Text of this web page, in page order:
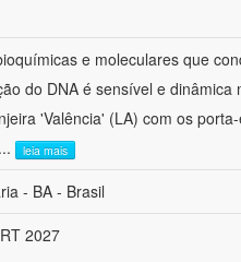
e moleculares que
do DNA é sensível e dinâmica
'Valência' (LA) com os
... leia mais
- BA - Brasil
2027